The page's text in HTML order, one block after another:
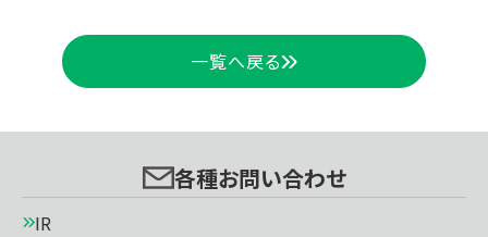
一覧へ戻る
各種お問い合わせ
IR